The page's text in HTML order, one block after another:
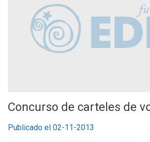
Concurso de carteles de
Publicado el 02-11-2013